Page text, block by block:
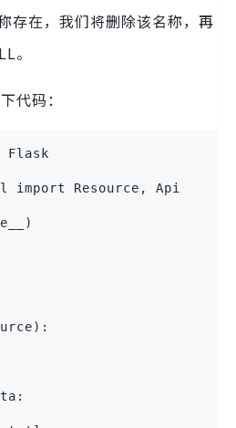
存在，我们将删除该名称，再
。
代码：
Flask
import Resource, Api